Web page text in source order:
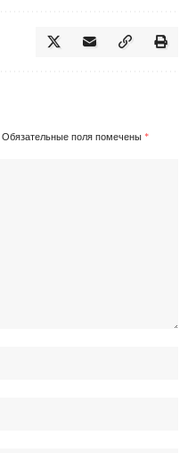
Обязательные поля помечены *